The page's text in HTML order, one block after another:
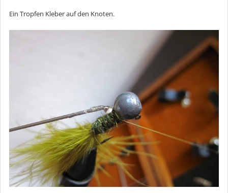
Ein Tropfen Kleber auf den Knoten.